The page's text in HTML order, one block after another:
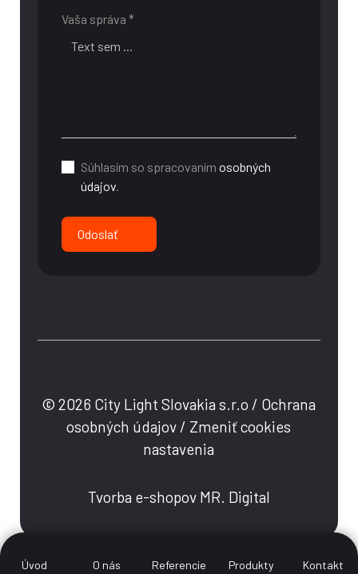
Úvod O nás Referencie Produkty Kontakt
Vaša správa *
Súhlasím so spracovanímosobných
údajov.
Odoslať
© 2026 City Light Slovakia s.r.o / Ochrana
osobných údajov / Zmeniť cookies
nastavenia
Tvorba e-shopov MR. Digital